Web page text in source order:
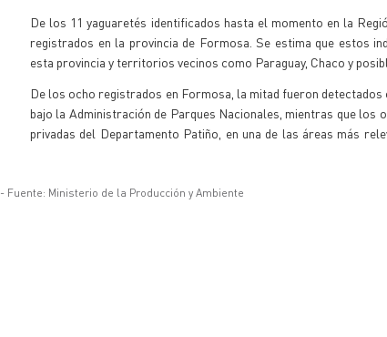
De los 11 yaguaretés identificados hasta el momento en la
registrados en la provincia de Formosa. Se estima que estos
esta provincia y territorios vecinos como Paraguay, Chaco y
De los ocho registrados en Formosa, la mitad fueron detectados
bajo la Administración de Parques Nacionales, mientras que los
privadas del Departamento Patiño, en una de las áreas más
- Fuente: Ministerio de la Producción y Ambiente